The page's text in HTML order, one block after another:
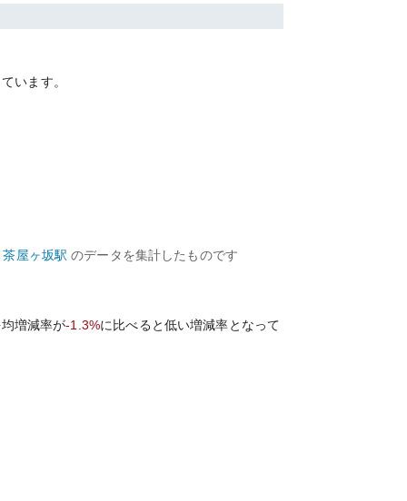
います。
茶屋ヶ坂駅 のデータを集計したものです
増減率が-1.3%に比べると低い増減率となって